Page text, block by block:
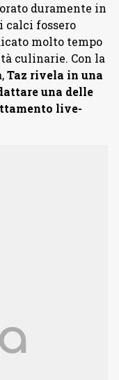
duramente in
calci fossero
molto tempo
culinarie. Con la
Taz rivela in una
una delle
live-